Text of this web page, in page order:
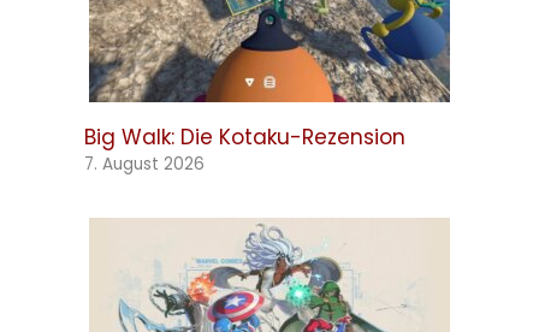
Big Walk: Die Kotaku-Rezension
7. August 2026